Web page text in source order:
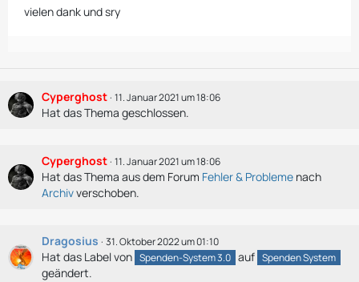
vielen dank und sry
Cyperghost 11. Januar 2021 um 18:06
Hat das Thema geschlossen.
Cyperghost 11. Januar 2021 um 18:06
Hat das Thema aus dem Forum Fehler & Probleme nach
Archivverschoben.
Dragosius 31. Oktober 2022 um 01:10
Hat das Label von Spenden-System 3.0 auf Spenden System
geändert.